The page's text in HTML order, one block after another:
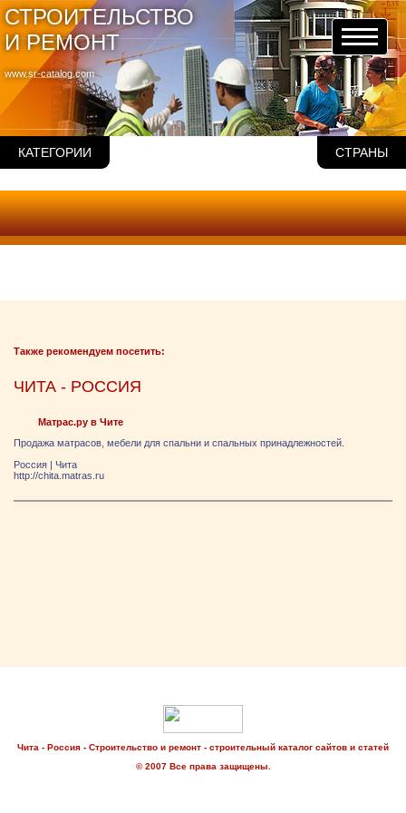
www.sr-catalog.com
СТРОИТЕЛЬСТВО
И РЕМОНТ
КАТЕГОРИИ СТРАНЫ
Также рекомендуем посетить:
ЧИТА - РОССИЯ
Матрас.ру в Чите
Продажа матрасов, мебели для спальни и спальных принадлежностей.
Россия | Чита
http://chita.matras.ru
Чита - Россия - Строительство и ремонт - строительный каталог сайтов и статей
© 2007 Все права защищены.